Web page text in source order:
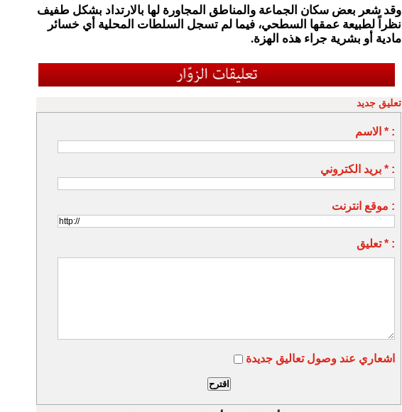
وقد شعر بعض سكان الجماعة والمناطق المجاورة لها بالارتداد بشكل طفيف
نظراً لطبيعة عمقها السطحي، فيما لم تسجل السلطات المحلية أي خسائر
مادية أو بشرية جراء هذه الهزة.
تعليق جديد
الاسم * :
بريد الكتروني * :
موقع انترنت :
تعليق * :
اشعاري عند وصول تعاليق جديدة